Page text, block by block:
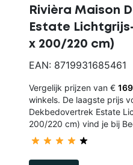
Rivièra Maison
Estate
x 200/220 cm)
EAN: 8719931685461
Vergelijk prijzen van €
winkels. De laagste prijs
Dekbedovertrek Estate
200/220 cm) vind je bij